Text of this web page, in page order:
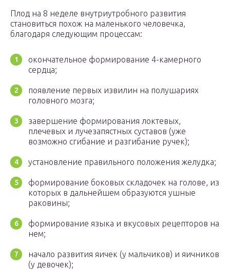
Плод на 8 неделе внутриутробного развития
становиться похож на маленького человечка,
благодаря следующим процессам:
окончательное формирование 4-камерного
сердца;
появление первых извилин на полушариях
головного мозга;
завершение формирования локтевых,
плечевых и лучезапястных суставов (уже
возможно сгибание и разгибание ручек);
установление правильного положения желудка;
формирование боковых складочек на голове, из
которых в дальнейшем образуются ушные
раковины;
формирование языка и вкусовых рецепторов на
нем;
начало развития яичек (у мальчиков) и яичников
(у девочек);